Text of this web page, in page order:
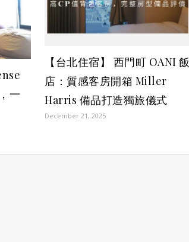
一
【台北住宿】 西門町 OANI 飯
店：質感客房開箱 Miller
Harris 備品打造獨旅儀式
December 21, 2025